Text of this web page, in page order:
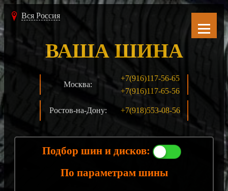
Вся Россия
Москва:
+7(916)117-56-65
+7(916)117-65-56
Ростов-на-Дону: +7(918)553-08-56
ВАША ШИНА
Подбор шин и дисков:
По параметрам шины